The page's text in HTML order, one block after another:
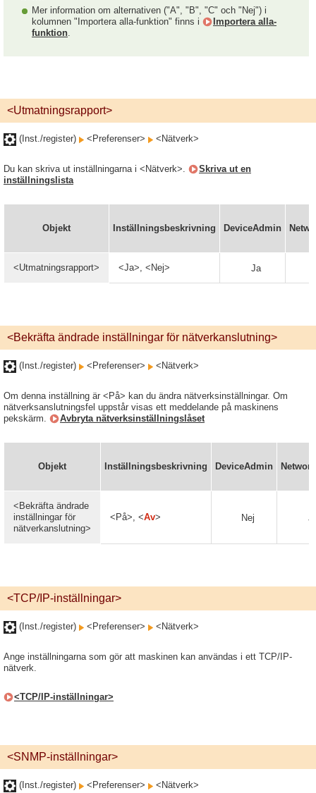
Mer information om alternativen ("A", "B", "C" och "Nej") i
kolumnen "Importera alla-funktion" finns i
Importera alla-
funktion.
<Utmatningsrapport>
(Inst./register) <Preferenser> <Nätverk>
Du kan skriva ut inställningarna i <Nätverk>.
Skriva ut en
inställningslista
Objekt Inställningsbeskrivning DeviceAdmin
<Utmatningsrapport> <Ja>, <Nej> Ja
<Bekräfta ändrade inställningar för nätverkanslutning>
(Inst./register) <Preferenser> <Nätverk>
Om denna inställning är <På> kan du ändra nätverksinställningar. Om
nätverksanslutningsfel uppstår visas ett meddelande på maskinens
pekskärm.
Avbryta nätverksinställningslåset
Objekt Inställningsbeskrivning DeviceAdmin
<Bekräfta ändrade
inställningar för
nätverkanslutning>
<På>, <Av> Nej
<TCP/IP-inställningar>
(Inst./register) <Preferenser> <Nätverk>
Ange inställningarna som gör att maskinen kan användas i ett TCP/IP-
nätverk.
<TCP/IP-inställningar>
<SNMP-inställningar>
(Inst./register) <Preferenser> <Nätverk>